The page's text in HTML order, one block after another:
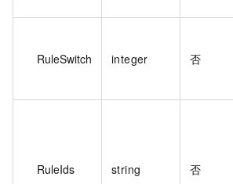
RuleSwitch integer 否
RuleIds string 否